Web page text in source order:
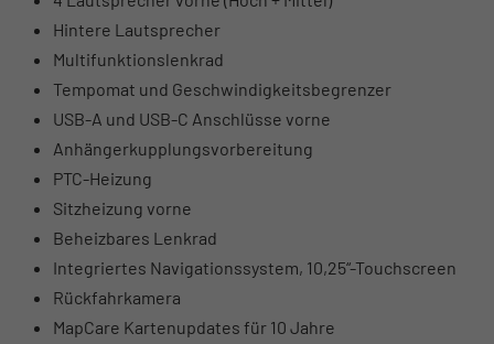
Hintere Lautsprecher
Multifunktionslenkrad
Tempomat und Geschwindigkeitsbegrenzer
USB-A und USB-C Anschlüsse vorne
Anhängerkupplungsvorbereitung
PTC-Heizung
Sitzheizung vorne
Beheizbares Lenkrad
Integriertes Navigationssystem, 10,25“-Touchscreen
Rückfahrkamera
MapCare Kartenupdates für 10 Jahre